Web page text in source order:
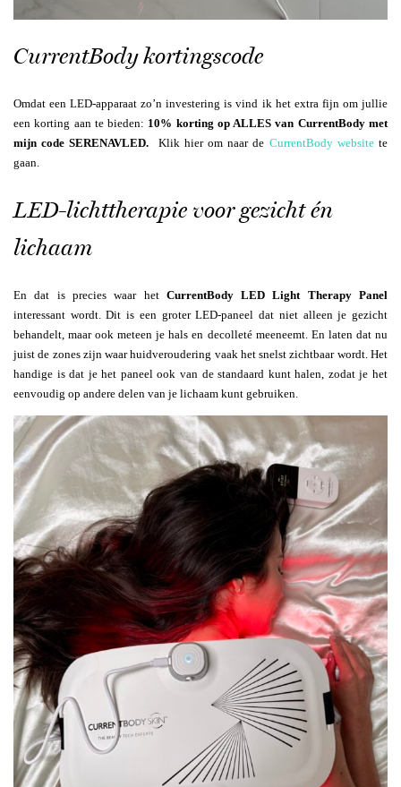
CurrentBody kortingscode
Omdat een LED-apparaat zo’n investering is vind ik het extra fijn om jullie
een korting aan te bieden: 10% korting op ALLES van CurrentBody met
mijn code SERENAVLED. Klik hier om naar de CurrentBody websitete
gaan.
LED-lichttherapie voor gezicht én
lichaam
En dat is precies waar het CurrentBody LED Light Therapy Panel
interessant wordt. Dit is een groter LED-paneel dat niet alleen je gezicht
behandelt, maar ook meteen je hals en decolleté meeneemt. En laten dat nu
juist de zones zijn waar huidveroudering vaak het snelst zichtbaar wordt. Het
handige is dat je het paneel ook van de standaard kunt halen, zodat je het
eenvoudig op andere delen van je lichaam kunt gebruiken.